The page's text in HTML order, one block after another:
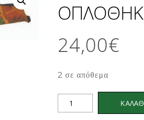
24,00€
2 σε απόθεμα
ΟΠΛΟΘΗΚΗ
Β2